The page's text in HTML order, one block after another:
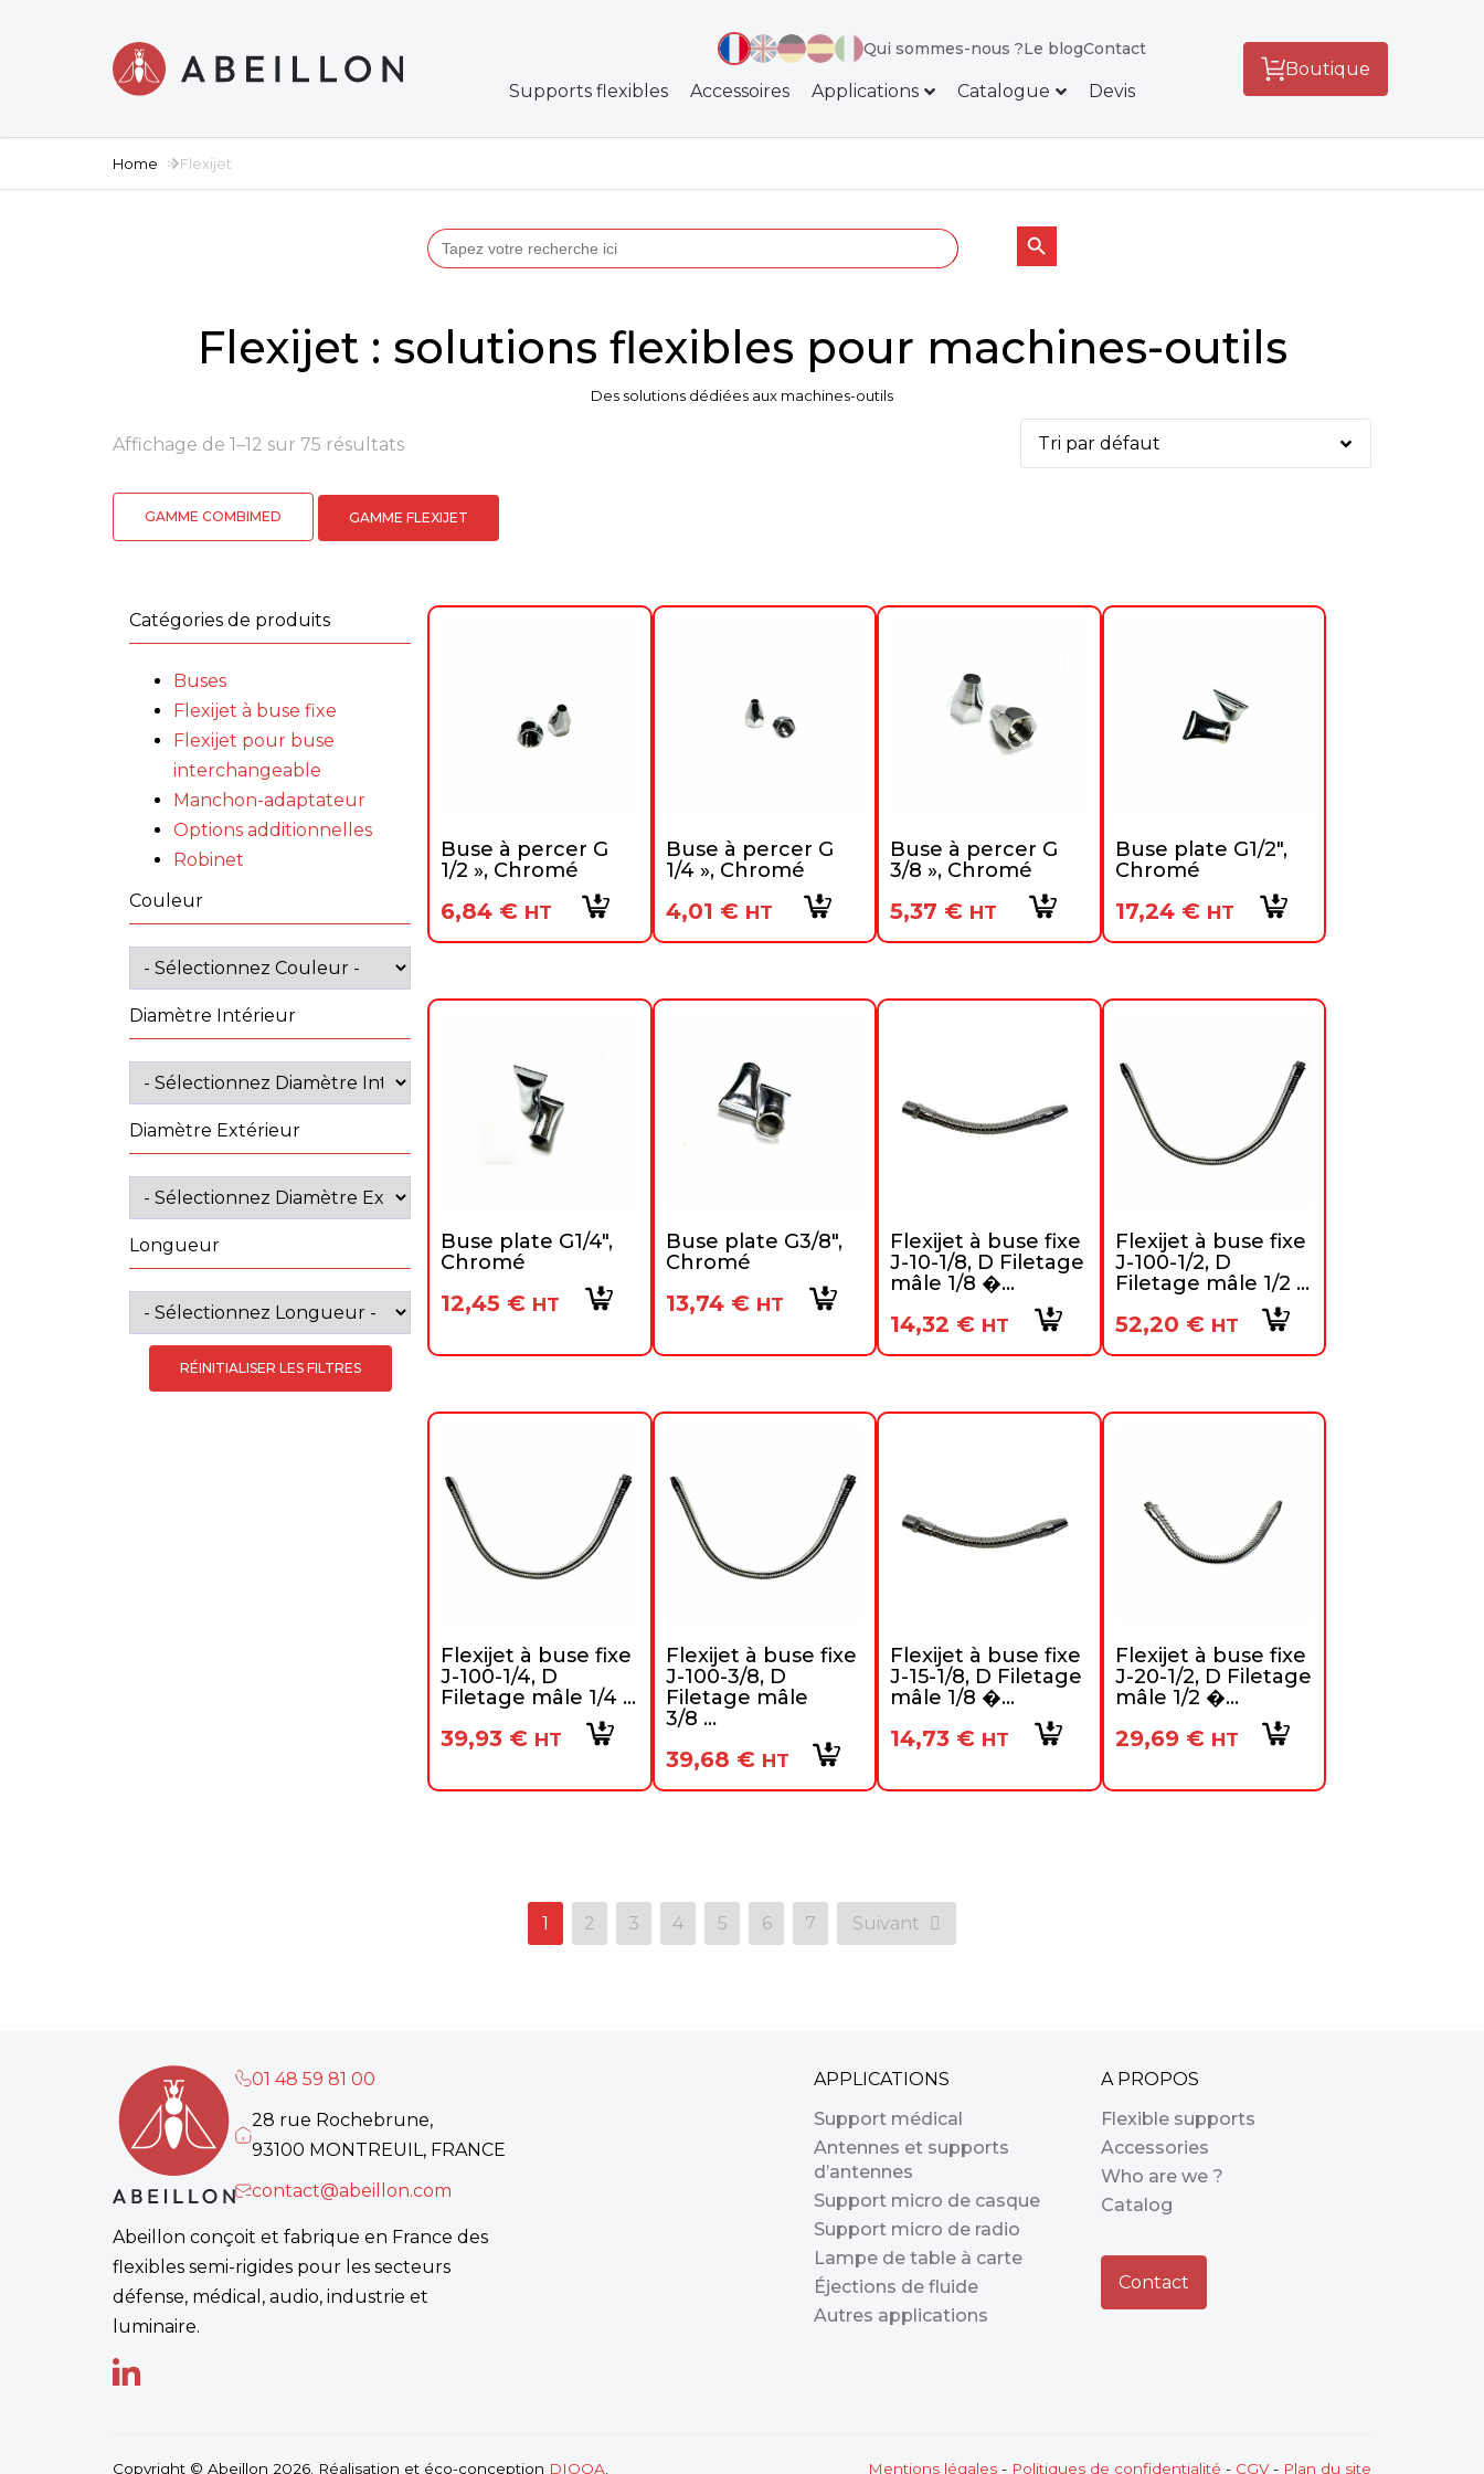
Qui sommes-nous ?Le blogContact
Supports flexibles Accessoires Applications Catalogue Devis
Boutique
Home Flexijet
Search
for:
Search Button
Flexijet : solutions flexibles pour machines-outils
Des solutions dédiées aux machines-outils
Affichage de 1–12 sur 75 résultats
GAMME COMBIMED GAMME FLEXIJET
Catégories de produits
Buses
Flexijet à buse fixe
Flexijet pour buse
interchangeable
Manchon-adaptateur
Options additionnelles
Robinet
Couleur
Diamètre Intérieur
Diamètre Extérieur
Longueur
RÉINITIALISER LES FILTRES
Buse à percer G
1/2 », Chromé
6,84 € HT
Buse à percer G
1/4 », Chromé
4,01 € HT
Buse à percer G
3/8 », Chromé
5,37 € HT
Buse plate G1/2″,
Chromé
17,24 € HT
Buse plate G1/4″,
Chromé
12,45 € HT
Buse plate G3/8″,
Chromé
13,74 € HT
Flexijet à buse fixe
J-10-1/8, D Filetage
mâle 1/8 �...
14,32 € HT
Flexijet à buse fixe
J-100-1/2, D
Filetage mâle 1/2 ...
52,20 € HT
Flexijet à buse fixe
J-100-1/4, D
Filetage mâle 1/4 ...
39,93 € HT
Flexijet à buse fixe
J-100-3/8, D
Filetage mâle
3/8 ...
39,68 € HT
Flexijet à buse fixe
J-15-1/8, D Filetage
mâle 1/8 �...
14,73 € HT
Flexijet à buse fixe
J-20-1/2, D Filetage
mâle 1/2 �...
29,69 € HT
1 2 3 4 5 6 7 Suivant
01 48 59 81 00
28 rue Rochebrune,
93100 MONTREUIL, FRANCE
contact@abeillon.com
Abeillon conçoit et fabrique en France des
flexibles semi-rigides pour les secteurs
défense, médical, audio, industrie et
luminaire.
APPLICATIONS
Support médical
Antennes et supports
d’antennes
Support micro de casque
Support micro de radio
Lampe de table à carte
Éjections de fluide
Autres applications
A PROPOS
Flexible supports
Accessories
Who are we ?
Catalog
Contact
Copyright © Abeillon 2026. Réalisation et éco-conception DIOQA Mentions légales - Politiques de confidentialité - CGV- Plan du site